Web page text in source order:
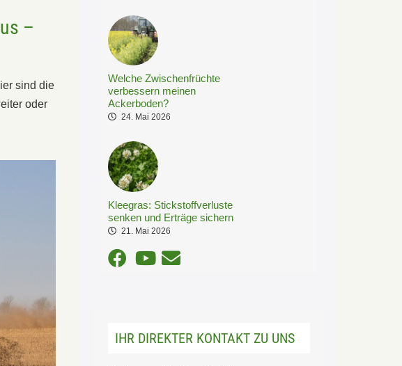
–
sind die
oder
Welche Zwischenfrüchte
verbessern meinen
Ackerboden?
24. Mai 2026
Kleegras: Stickstoffverluste
senken und Erträge sichern
21. Mai 2026
IHR DIREKTER KONTAKT ZU UNS